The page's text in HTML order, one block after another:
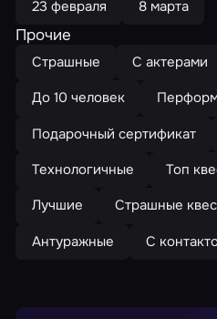
23 февраля
8 марта
Прочие
Страшные С актерами
До 10 человек
Подарочный сертификат
Технологичные
Топ
Лучшие
Страшные
Антуражные
С